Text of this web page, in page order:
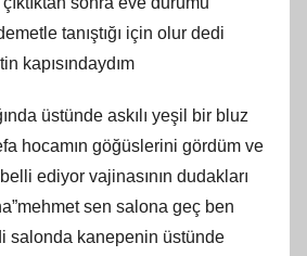
tanıştığı için olur dedi
kapısındaydım
üstünde askılı yeşil bir bluz
hocamın göğüslerini gördüm ve
ediyor vajinasının dudakları
sen salona geç ben
salonda kanepenin üstünde